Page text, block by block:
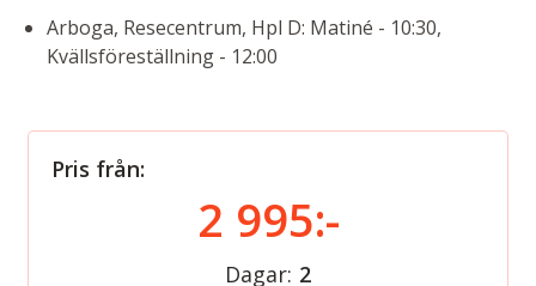
Arboga, Resecentrum, Hpl D: Matiné - 10:30,
Kvällsföreställning - 12:00
Pris från:
2 995:-
Dagar: 2